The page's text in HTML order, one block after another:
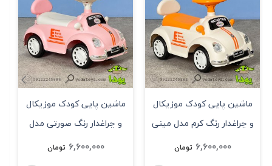
ماشین پایی کودک موزیکال
و چراغدار رنگ کرم مدل مینی
ماینر asx-188
6,600,000 تومان
ماشین پایی کودک موزیکال
و چراغدار رنگ صورتی مدل
مینی ماینر asx-188
6,600,000 تومان